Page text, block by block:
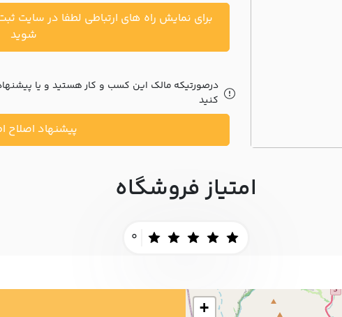
برای نمایش راه های ارتباطی لطفا در سایت
شوید
درصورتیکه مالک این کسب و کار هستید و یا پیشنهاد
کنید
پیشنهاد اصلاح
امتیاز فروشگاه
0
+